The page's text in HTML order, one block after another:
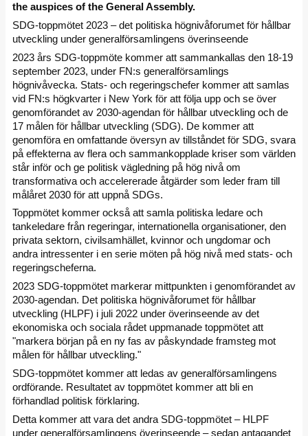
the auspices of the General Assembly.
SDG-toppmötet 2023 – det politiska högnivåforumet för hållbar
utveckling under generalförsamlingens överinseende
2023 års SDG-toppmöte kommer att sammankallas den 18-19
september 2023, under FN:s generalförsamlings
högnivåvecka. Stats- och regeringschefer kommer att samlas
vid FN:s högkvarter i New York för att följa upp och se över
genomförandet av 2030-agendan för hållbar utveckling och de
17 målen för hållbar utveckling (SDG). De kommer att
genomföra en omfattande översyn av tillståndet för SDG, svara
på effekterna av flera och sammankopplade kriser som världen
står inför och ge politisk vägledning på hög nivå om
transformativa och accelererade åtgärder som leder fram till
målåret 2030 för att uppnå SDGs.
Toppmötet kommer också att samla politiska ledare och
tankeledare från regeringar, internationella organisationer, den
privata sektorn, civilsamhället, kvinnor och ungdomar och
andra intressenter i en serie möten på hög nivå med stats- och
regeringscheferna.
2023 SDG-toppmötet markerar mittpunkten i genomförandet av
2030-agendan. Det politiska högnivåforumet för hållbar
utveckling (HLPF) i juli 2022 under överinseende av det
ekonomiska och sociala rådet uppmanade toppmötet att
"markera början på en ny fas av påskyndade framsteg mot
målen för hållbar utveckling."
SDG-toppmötet kommer att ledas av generalförsamlingens
ordförande. Resultatet av toppmötet kommer att bli en
förhandlad politisk förklaring.
Detta kommer att vara det andra SDG-toppmötet – HLPF
under generalförsamlingens överinseende – sedan antagandet